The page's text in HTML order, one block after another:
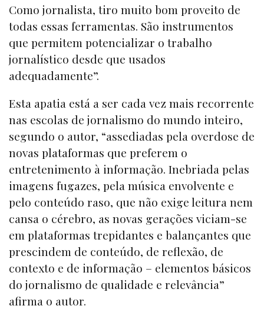
Como jornalista, tiro muito bom proveito de
todas essas ferramentas. São instrumentos
que permitem potencializar o trabalho
jornalístico desde que usados
adequadamente”.
Esta apatia está a ser cada vez mais recorrente
nas escolas de jornalismo do mundo inteiro,
segundo o autor, “assediadas pela overdose de
novas plataformas que preferem o
entretenimento à informação. Inebriada pelas
imagens fugazes, pela música envolvente e
pelo conteúdo raso, que não exige leitura nem
cansa o cérebro, as novas gerações viciam-se
em plataformas trepidantes e balançantes que
prescindem de conteúdo, de reflexão, de
contexto e de informação – elementos básicos
do jornalismo de qualidade e relevância”
afirma o autor.